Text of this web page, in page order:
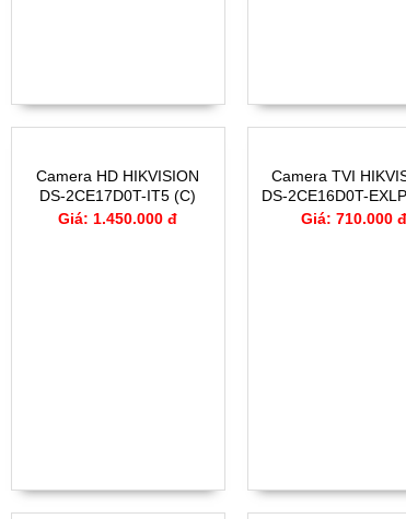
Camera HD HIKVISION
DS-2CE17D0T-IT5 (C)
hồng ngoại 2 Megapixel 4
Giá: 1.450.000 đ
Camera TVI
DS-2CE16D0T-
kép 2MP
Giá: 710.000 đ